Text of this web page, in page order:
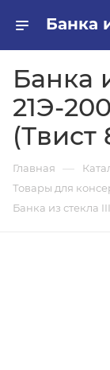
Банка
21Э-
(Твист
Главная —
Товары для
Банка из стекла